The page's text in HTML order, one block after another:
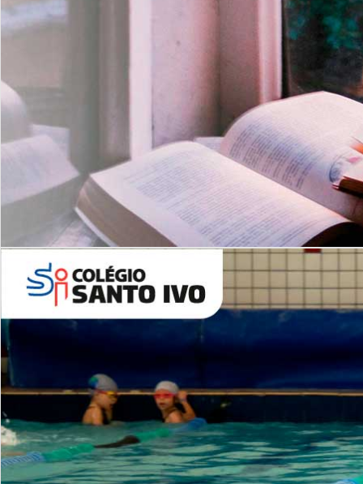
Leituras Literárias
es
Com imersão Bilingue - Anos
Finais
6º AO 9º ANO FUNDAMENTAL
Inglês: Turmas Reduzidas
(Proficiência)
ALUNOS NOVOS
Entre em Contato